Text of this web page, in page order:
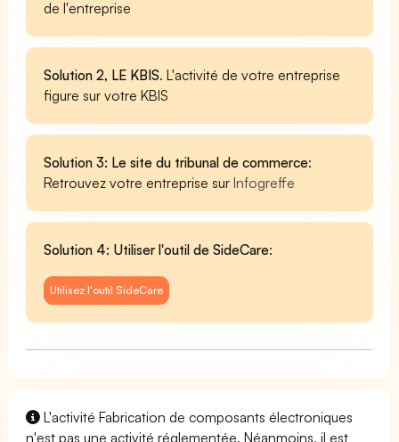
de l'entreprise
Solution 2, LE KBIS. L'activité de votre entreprise
figure sur votre KBIS
Solution 3: Le site du tribunal de commerce:
Retrouvez votre entreprise surInfogreffe
Solution 4: Utiliser l'outil de SideCare:
Utilisez l'outil SideCare
L'activité Fabrication de composants électroniques
n'est pas une activité réglementée. Néanmoins, il est